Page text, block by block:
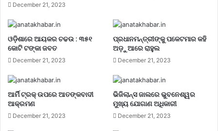
December 21, 2023
ଓଡ଼ିଶାରେ ଆୟକର ଚଢଉ : ୩୫୧
କୋଟି ଟଙ୍କା ଜବତ
December 21, 2023
ପ୍ରଧାନମନ୍ତ୍ରୀଙ୍କୁ ପକେଟମାର କହି
ଅଡ଼ୁଆରେ ରାହୁଲ
December 21, 2023
ଆର୍ମି ଟ୍ରକ୍ ଉପରେ ଆତଙ୍କବାଦୀ
ଆକ୍ରମଣ
December 21, 2023
ଭିଜିଲାନ୍ସ ଜାଲରେ ଭୁବନେଶ୍ୱର
ମୁଖ୍ୟ ଯୋଗାଣ ଅଧିକାରୀ
December 21, 2023